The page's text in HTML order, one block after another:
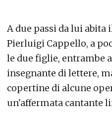
A due passi da lui abita
Pierluigi Cappello, a
le due figlie, entrambe
insegnante di lettere,
copertine di alcune
un'affermata cantante